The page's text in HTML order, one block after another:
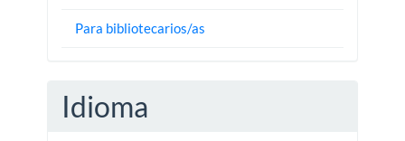
Para bibliotecarios/as
Idioma